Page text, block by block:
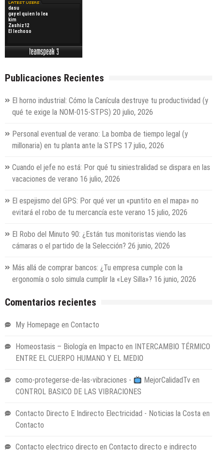
Publicaciones Recientes
El horno industrial: Cómo la Canícula destruye tu productividad (y
qué te exige la NOM-015-STPS) 20 julio, 2026
Personal eventual de verano: La bomba de tiempo legal (y
millonaria) en tu planta ante la STPS 17 julio, 2026
Cuando el jefe no está: Por qué tu siniestralidad se dispara en las
vacaciones de verano 16 julio, 2026
El espejismo del GPS: Por qué ver un «puntito en el mapa» no
evitará el robo de tu mercancía este verano 15 julio, 2026
El Robo del Minuto 90: ¿Están tus monitoristas viendo las
cámaras o el partido de la Selección? 26 junio, 2026
Más allá de comprar bancos: ¿Tu empresa cumple con la
ergonomía o solo simula cumplir la «Ley Silla»? 16 junio, 2026
Comentarios recientes
My Homepage en Contacto
Homeostasis – Biología en Impacto en INTERCAMBIO TÉRMICO
ENTRE EL CUERPO HUMANO Y EL MEDIO
como-protegerse-de-las-vibraciones - MejorCalidadTv en
CONTROL BASICO DE LAS VIBRACIONES
Contacto Directo E Indirecto Electricidad - Noticias la Costa en
Contacto
Contacto electrico directo en Contacto directo e indirecto